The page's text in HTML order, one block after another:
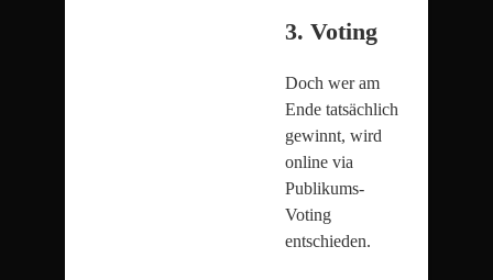
3. Voting
Doch wer am
Ende tatsächlich
gewinnt, wird
online via
Publikums-
Voting
entschieden.